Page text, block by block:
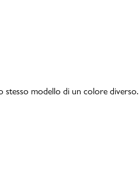
stesso modello di un colore diverso.